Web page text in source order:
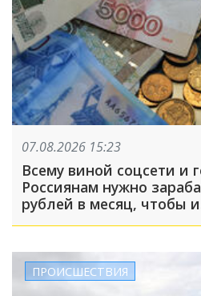
07.08.2026 15:23
Всему виной соцсети и
Россиянам нужно
рублей в месяц, чтобы
чувства зависти
ПРОИСШЕСТВИЯ